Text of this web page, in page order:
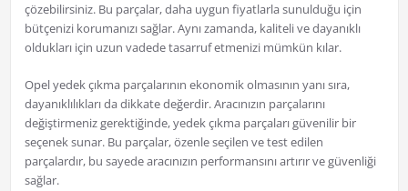
çözebilirsiniz. Bu parçalar, daha uygun fiyatlarla sunulduğu için
bütçenizi korumanızı sağlar. Aynı zamanda, kaliteli ve dayanıklı
oldukları için uzun vadede tasarruf etmenizi mümkün kılar.
Opel yedek çıkma parçalarının ekonomik olmasının yanı sıra,
dayanıklılıkları da dikkate değerdir. Aracınızın parçalarını
değiştirmeniz gerektiğinde, yedek çıkma parçaları güvenilir bir
seçenek sunar. Bu parçalar, özenle seçilen ve test edilen
parçalardır, bu sayede aracınızın performansını artırır ve güvenliği
sağlar.